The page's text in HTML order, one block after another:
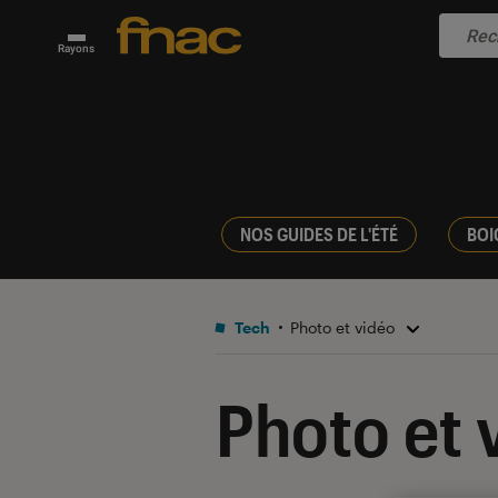
Rayons
NOS GUIDES DE L'ÉTÉ
Tech Photo et vidéo
Photo et